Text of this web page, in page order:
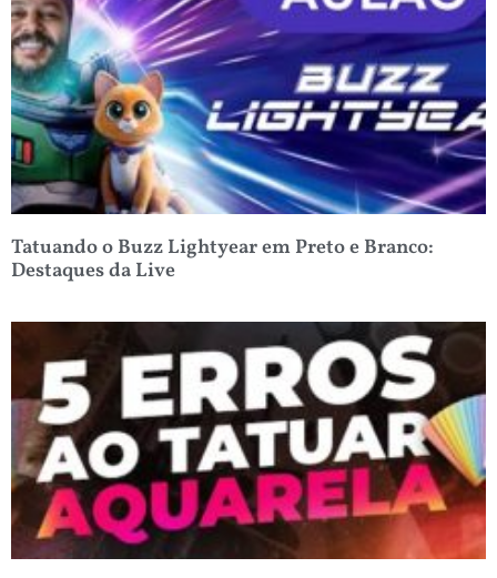
Tatuando o Buzz Lightyear em Preto e Branco:
Destaques da Live